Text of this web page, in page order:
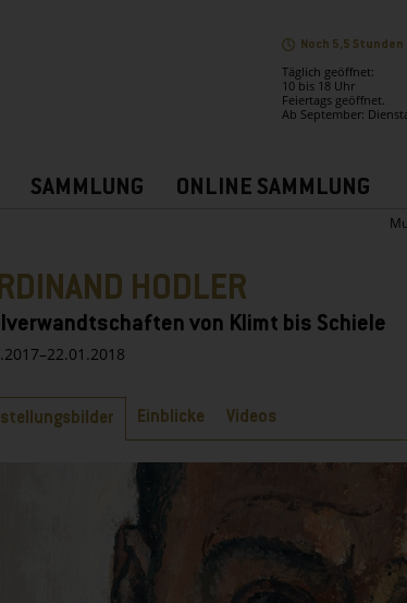
Noch 5,5
Täglich geöffnet:
10 bis 18 Uhr
Feiertags geöffnet.
Ab September:
SAMMLUNG ONLINE SAMMLUNG
HODLER
von Klimt bis Schiele
Einblicke Videos